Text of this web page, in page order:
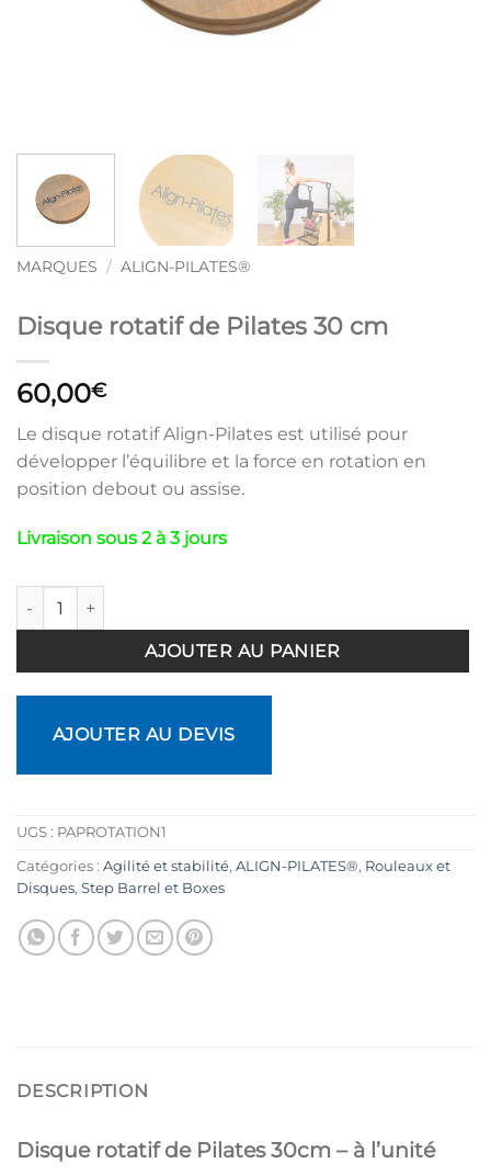
MARQUES / ALIGN-PILATES®
Disque rotatif de Pilates 30 cm
60,00€
Le disque rotatif Align-Pilates est utilisé pour
développer l’équilibre et la force en rotation en
position debout ou assise.
Livraison sous 2 à 3 jours
quantité de Disque rotatif de Pilates 30 cm
AJOUTER AU PANIER
AJOUTER AU DEVIS
UGS : PAPROTATION1
Catégories : Agilité et stabilité, ALIGN-PILATES®, Rouleaux et
Disques, Step Barrel et Boxes
DESCRIPTION
Disque rotatif de Pilates 30cm – à l’unité